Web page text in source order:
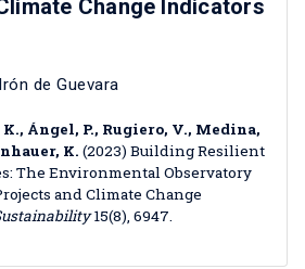
Change Indicators
de Guevara
Ángel, P., Rugiero, V., Medina,
K. (2023) Building Resilient
The Environmental Observatory
and Climate Change
15(8), 6947.